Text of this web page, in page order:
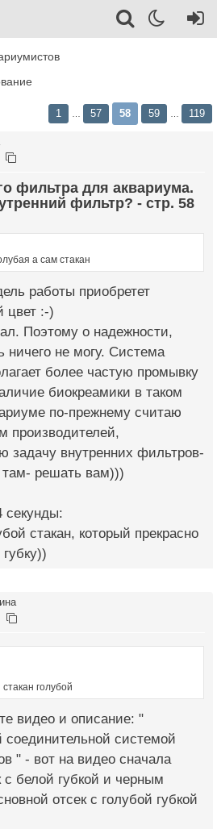
1 57 58 59 119
фильтр? - стр. 58
а сам стакан
работы приобретет
цвет :-)
Поэтому о надежности,
ничего не могу. Система
более частую промывку
биокреамики в таком
по-прежнему считаю
производителей,
задачу внутренних фильтров-
решать вам)))
секунды:
стакан, который прекрасно
голубой
видео и описание: "
системой
" - вот на видео сначала
с белой губкой и черным
отсек с голубой губкой